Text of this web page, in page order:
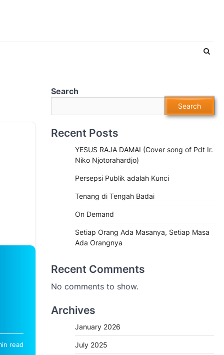
di
read
Search
Search
Recent Posts
YESUS RAJA DAMAI (Cover song of Pdt Ir.
Niko Njotorahardjo)
Persepsi Publik adalah Kunci
Tenang di Tengah Badai
On Demand
Setiap Orang Ada Masanya, Setiap Masa
Ada Orangnya
Recent Comments
No comments to show.
Archives
January 2026
July 2025